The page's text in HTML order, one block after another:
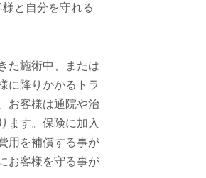
様と自分を守れる
た施術中、または
に降りかかるトラ
お客様は通院や治
ます。保険に加入
用を補償する事が
お客様を守る事が